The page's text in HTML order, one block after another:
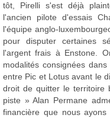
tôt, Pirelli s'est déjà
l'ancien pilote d'essais
l'équipe anglo-
pour disputer certaines
l'argent frais à Enstone.
modalités consignées
entre Pic et Lotus avant le
droit de quitter le territoire
piste » Alan Permane
financière que nous